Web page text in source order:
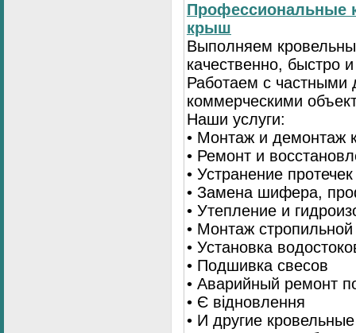
Профессиональные
крыш
Выполняем
качественно, быстро
Работаем с
коммерческими
Наши услуги:
• Монтаж и демонтаж
• Ремонт и
• Устранение протечек
• Замена шифера,
• Утепление и
• Монтаж
• Установка
• Подшивка свесов
• Аварийный ремонт
• Є відновлення
• И другие